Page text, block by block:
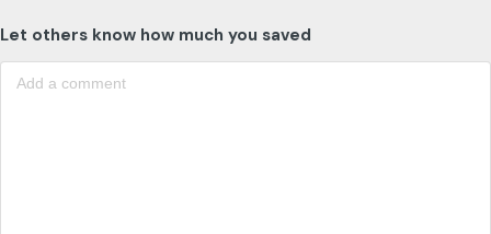
Let others know how much you saved